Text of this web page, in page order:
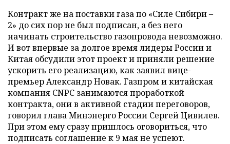
Контракт же на поставки газа по «Силе Сибири –
2» до сих пор не был подписан, а без него
начинать строительство газопровода невозможно.
И вот впервые за долгое время лидеры России и
Китая обсудили этот проект и приняли решение
ускорить его реализацию, как заявил вице-
премьер Александр Новак. Газпром и китайская
компания CNPC занимаются проработкой
контракта, они в активной стадии переговоров,
говорил глава Минэнерго России Сергей Цивилев.
При этом ему сразу пришлось оговориться, что
подписать соглашение к 9 мая не успеют.